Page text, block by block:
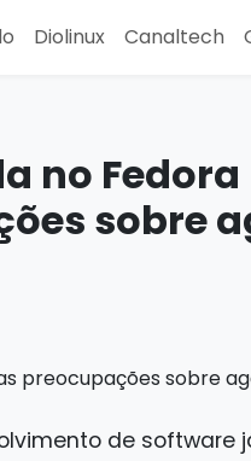
Diolinux Canaltech
no Fedora
sobre
de software